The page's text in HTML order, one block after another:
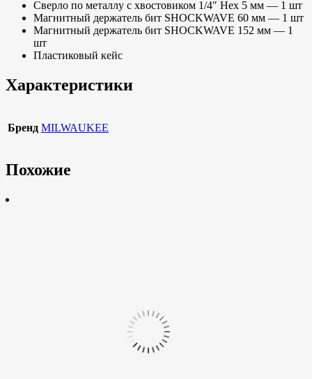
Сверло по металлу с хвостовиком 1/4″ Hex 5 мм — 1 шт
Магнитный держатель бит SHOCKWAVE 60 мм — 1 шт
Магнитный держатель бит SHOCKWAVE 152 мм — 1
шт
Пластиковый кейс
Характеристики
Бренд MILWAUKEE
Похожие